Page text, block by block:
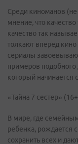
Среди киноманов (не
мнение, что
качество так
толкают вперед кино
сериалы
примеров
который начинается
«Тайна 7 сестер»
В мире, где
ребенка, рождается
сохранить всех и